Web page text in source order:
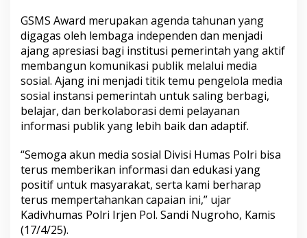
GSMS Award merupakan agenda tahunan yang
digagas oleh lembaga independen dan menjadi
ajang apresiasi bagi institusi pemerintah yang aktif
membangun komunikasi publik melalui media
sosial. Ajang ini menjadi titik temu pengelola media
sosial instansi pemerintah untuk saling berbagi,
belajar, dan berkolaborasi demi pelayanan
informasi publik yang lebih baik dan adaptif.
“Semoga akun media sosial Divisi Humas Polri bisa
terus memberikan informasi dan edukasi yang
positif untuk masyarakat, serta kami berharap
terus mempertahankan capaian ini,” ujar
Kadivhumas Polri Irjen Pol. Sandi Nugroho, Kamis
(17/4/25).